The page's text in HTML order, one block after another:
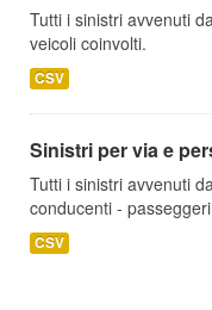
Tutti i sinistri avvenuti
veicoli coinvolti.
CSV
Sinistri per via e
Tutti i sinistri avvenuti
conducenti -
CSV